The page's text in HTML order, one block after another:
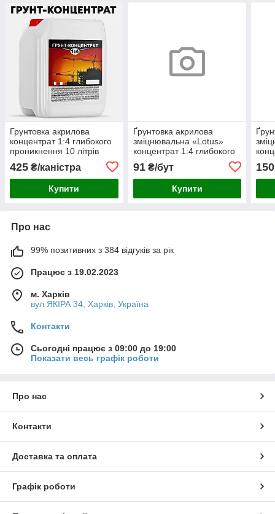
Грунтовка акрилова
концентрат 1:4 глибокого
проникнення 10 літрів
425 ₴/каністра
Купити
Ґрунтовка акрилова
зміцнювальна «Lotus»
концентрат 1:4 глибокого
91₴/бут
Купити
150
Про нас
99% позитивних з 384 відгуків за рік
Працює з 19.02.2023
м. Харків
вул ЯКІРА 34, Харків, Україна
Контакти
Сьогодні працює з 09:00 до 19:00
Показати весь графік роботи
Про нас
Контакти
Доставка та оплата
Графік роботи